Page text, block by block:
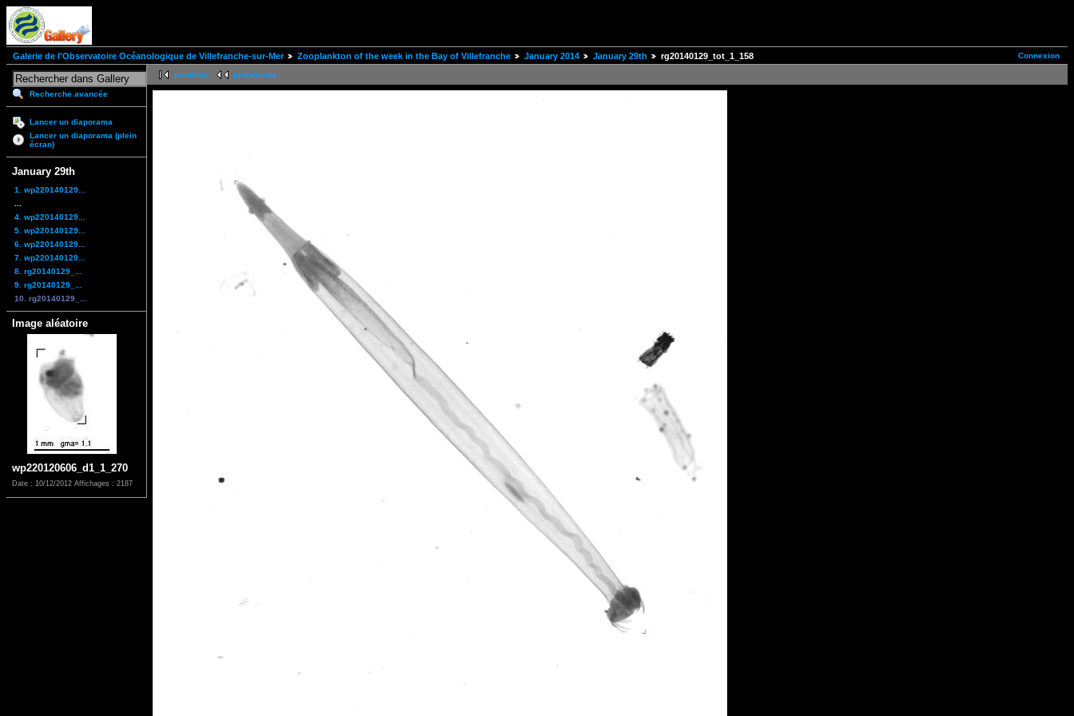
Connexion
Galerie de l'Observatoire Océanologique de Villefranche-sur-Mer Zooplankton of the week in the Bay of Villefranche January 2014 January 29th rg20140129_tot_1_158
Recherche avancée
Lancer un diaporama
Lancer un diaporama (plein
écran)
January 29th
1. wp220140129...
4. wp220140129...
5. wp220140129...
6. wp220140129...
7. wp220140129...
8. rg20140129_...
9. rg20140129_...
10. rg20140129_...
Image aléatoire
wp220120606_d1_1_270
Date : 10/12/2012 Affichages : 2187
première précédente